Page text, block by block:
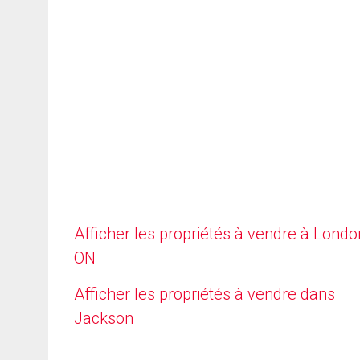
Afficher les propriétés à vendre à
ON
Afficher les propriétés à vendre dans
Jackson